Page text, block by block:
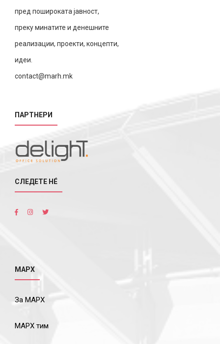
пред пошироката јавност,
преку минатите и денешните
реализации, проекти, концепти,
идеи.
contact@marh.mk
ПАРТНЕРИ
СЛЕДЕТЕ НÉ
МАРХ
За МАРХ
МАРХ тим